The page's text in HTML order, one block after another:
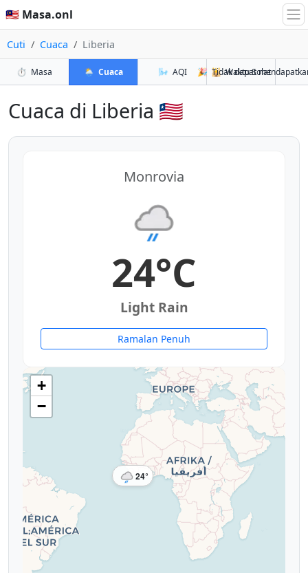
🇲🇾 Masa.onl
Cuti Cuaca Liberia
⏱️ Masa 🌦️ Cuaca 🌬️ AQI 🕌 Waktu Solat
🎉 Tidak dapat
Cuaca di Liberia 🇱🇷
Monrovia
24°C
Light Rain
Ramalan Penuh
24°
+
−